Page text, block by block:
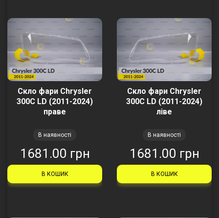
Скло фари Chrysler
300C LD (2011-2024)
праве
В наявності
1681.00 грн
В КОШИК
Скло фари Chrysler
300C LD (2011-2024)
ліве
В наявності
1681.00 грн
В КОШИК